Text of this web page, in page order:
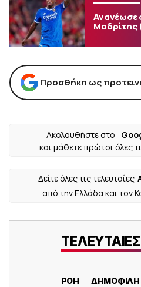
Ανανέωσε
Μαδρίτης
Προσθήκη ως
Ακολουθήστε στο
και μάθετε πρώτοι όλες
Δείτε όλες τις τελευταίες
από την Ελλάδα και τον
ΡΟΗ ΔΗΜΟΦΙΛΗ